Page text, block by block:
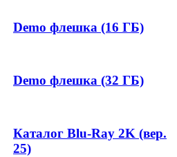
Demo флешка (16 ГБ)
Demo флешка (32 ГБ)
Каталог Blu-Ray 2K (вер.
25)